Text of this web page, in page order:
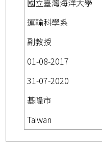
國立臺灣海洋大學
運輸科學系
副教授
01-08-2017
31-07-2020
基隆市
Taiwan